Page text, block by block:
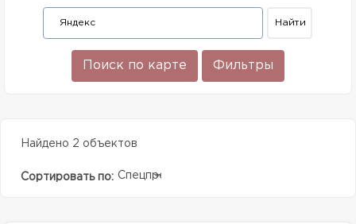
Поиск по карте Фильтры
Найдено 2 объектов
Сортировать по: Спецпредолжение